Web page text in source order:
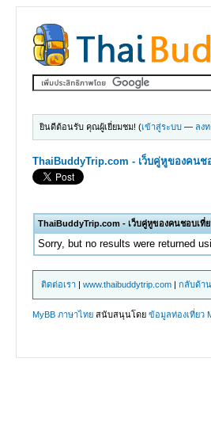
ยินดีต้อนรับ คุณผู้เยี่ยมชม! (เข้าสู่ระบบ — ลง
ThaiBuddyTrip.com - เว็บคู่หูของคนช
ThaiBuddyTrip.com - เว็บคู่หูของคนชอบเที่ย
Sorry, but no results were returned
ติดต่อเรา |www.thaibuddytrip.com |กลับด้า
MyBB ภาษาไทย สนับสนุนโดยข้อมูลท่องเที่ยว